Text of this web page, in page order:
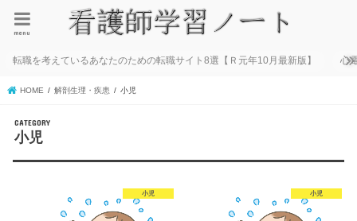
menu
転職を考えているあなたのための転職サイト8選【Ｒ元年10月最新版】 心
HOME 解剖生理・疾患 小児
小児
小児 小児